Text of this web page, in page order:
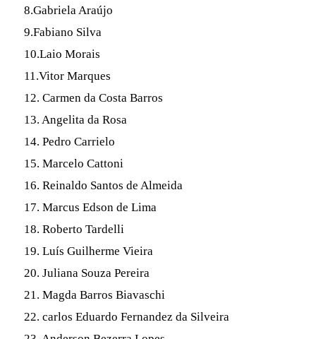
8.Gabriela Araújo
9.Fabiano Silva
10.Laio Morais
11.Vitor Marques
12. Carmen da Costa Barros
13. Angelita da Rosa
14. Pedro Carrielo
15. Marcelo Cattoni
16. Reinaldo Santos de Almeida
17. Marcus Edson de Lima
18. Roberto Tardelli
19. Luís Guilherme Vieira
20. Juliana Souza Pereira
21. Magda Barros Biavaschi
22. carlos Eduardo Fernandez da Silveira